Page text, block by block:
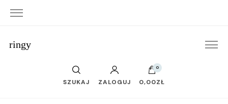
ringy
SZUKAJ ZALOGUJ
0
0,00ZŁ